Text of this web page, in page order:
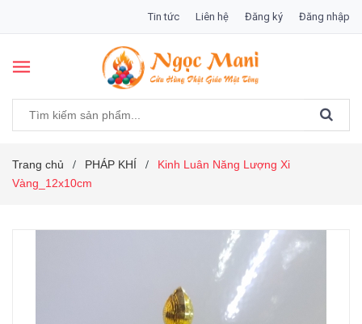
Tin tức Liên hệ Đăng ký Đăng nhập
Trang chủ / PHÁP KHÍ /
Kinh Luân Năng Lượng Xi
Vàng_12x10cm